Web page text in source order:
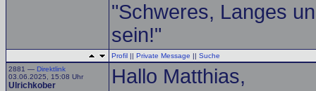
"Schweres, Langes
sein!"
Profil || Private Message || Suche
2881 — Direktlink
03.06.2025, 15:08 Uhr
Ulrichkober Hallo Matthias,